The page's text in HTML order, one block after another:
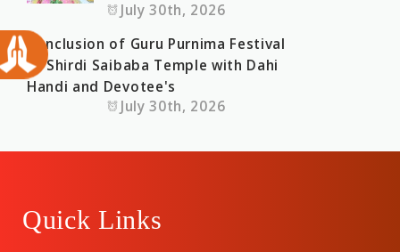
July 30th, 2026
Conclusion of Guru Purnima Festival
at Shirdi Saibaba Temple with Dahi
Handi and Devotee's
July 30th, 2026
Quick Links